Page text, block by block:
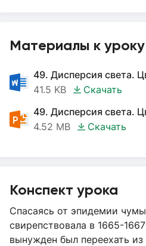
Материалы к уроку
49. Дисперсия света.
41.5 KB
Скачать
49. Дисперсия света.
4.52 MB
Скачать
Конспект урока
Спасаясь от эпидемии
свирепствовала в 1665-
вынужден был переехать